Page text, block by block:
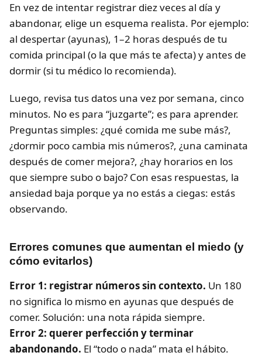
En vez de intentar registrar diez veces al día y
abandonar, elige un esquema realista. Por ejemplo:
al despertar (ayunas), 1–2 horas después de tu
comida principal (o la que más te afecta) y antes de
dormir (si tu médico lo recomienda).
Luego, revisa tus datos una vez por semana, cinco
minutos. No es para “juzgarte”; es para aprender.
Preguntas simples: ¿qué comida me sube más?,
¿dormir poco cambia mis números?, ¿una caminata
después de comer mejora?, ¿hay horarios en los
que siempre subo o bajo? Con esas respuestas, la
ansiedad baja porque ya no estás a ciegas: estás
observando.
Errores comunes que aumentan el miedo (y
cómo evitarlos)
Error 1: registrar números sin contexto. Un 180
no significa lo mismo en ayunas que después de
comer. Solución: una nota rápida siempre.
Error 2: querer perfección y terminar
abandonando. El “todo o nada” mata el hábito.